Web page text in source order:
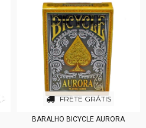
FRETE GRÁTIS
BARALHO BICYCLE AURORA